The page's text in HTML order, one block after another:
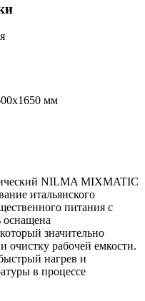
мм
NILMA MIXMATIC
итальянского
питания с
значительно
очистку рабочей емкости.
нагрев и
в процессе